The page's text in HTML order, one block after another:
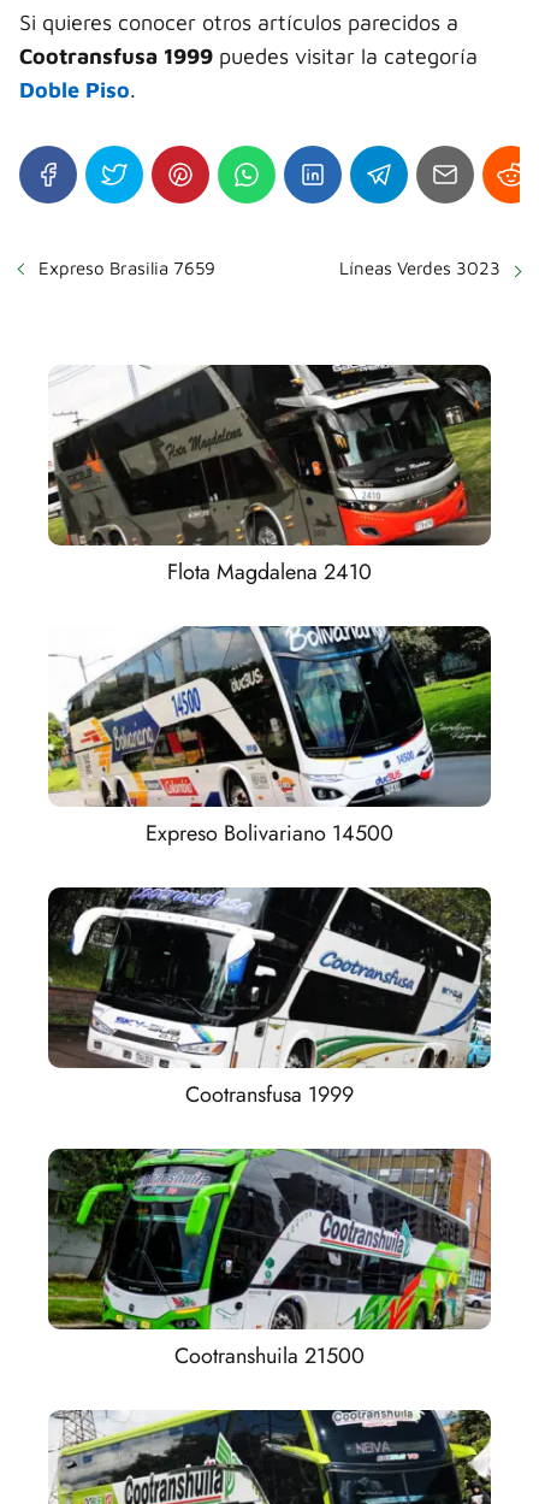
Si quieres conocer otros artículos parecidos a
Cootransfusa 1999 puedes visitar la categoría
Doble Piso.
Expreso Brasilia 7659 Líneas Verdes 3023
Flota Magdalena 2410
Expreso Bolivariano 14500
Cootransfusa 1999
Cootranshuila 21500